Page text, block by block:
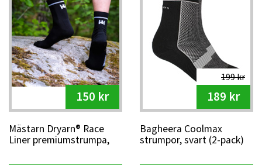
150 kr
Mästarn Dryarn® Race
Liner premiumstrumpa,
199 kr
189 kr
Bagheera Coolmax
strumpor, svart (2-pack)